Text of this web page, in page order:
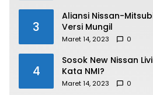
3
Aliansi Nissan-
Versi Mungil
Maret 14, 2023 0
4
Sosok New Nissan
Kata NMI?
Maret 14, 2023 0